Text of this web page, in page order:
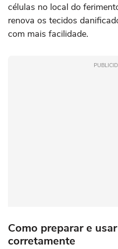
células no local do
renova os tecidos
com mais facilidade.
Como preparar e
corretamente